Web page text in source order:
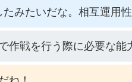
みたいだな。相互運用
戦を行う際に必要な能